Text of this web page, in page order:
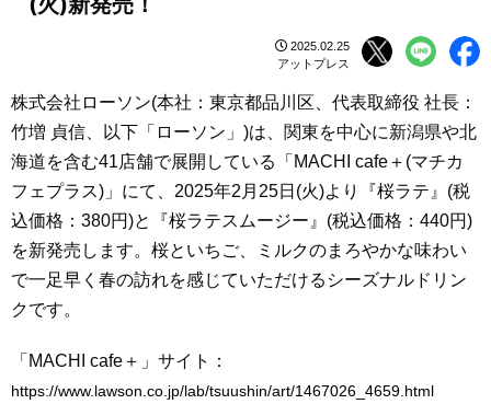
2025.02.25
アットプレス
株式会社ローソン(本社：東京都品川区、代表取締役 社長：
竹増 貞信、以下「ローソン」)は、関東を中心に新潟県や北
海道を含む41店舗で展開している「MACHI cafe＋(マチカ
フェプラス)」にて、2025年2月25日(火)より『桜ラテ』(税
込価格：380円)と『桜ラテスムージー』(税込価格：440円)
を新発売します。桜といちご、ミルクのまろやかな味わい
で一足早く春の訪れを感じていただけるシーズナルドリン
クです。
「MACHI cafe＋」サイト：
https://www.lawson.co.jp/lab/tsuushin/art/1467026_4659.html